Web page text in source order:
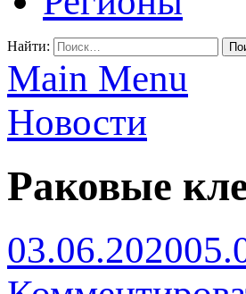
Найти:
Main Menu
Новости
Раковые
03.06.2020